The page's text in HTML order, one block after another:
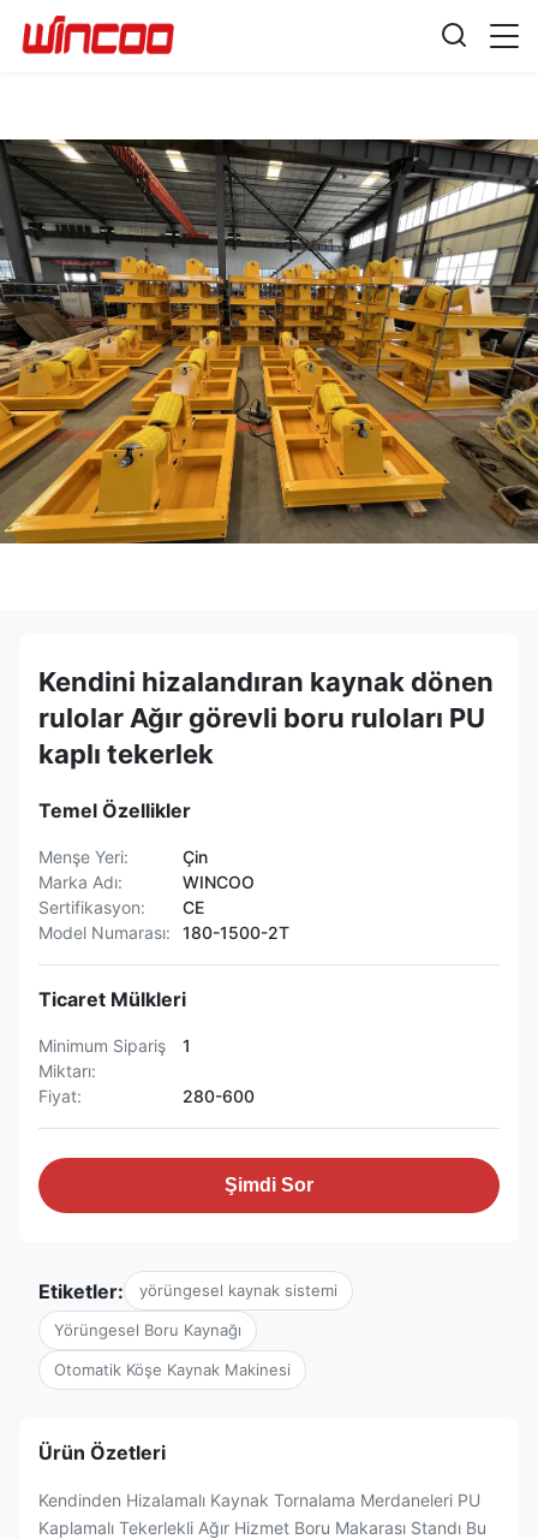
Kendini hizalandıran kaynak dönen
rulolar Ağır görevli boru ruloları PU
kaplı tekerlek
Temel Özellikler
Menşe Yeri:
Çin
Marka Adı:
WINCOO
Sertifikasyon:
CE
Model Numarası:
180-1500-2T
Ticaret Mülkleri
Minimum Sipariş
Miktarı:
1
Fiyat: 280-600
Şimdi Sor
Etiketler: yörüngesel kaynak sistemi
Yörüngesel Boru Kaynağı
Otomatik Köşe Kaynak Makinesi
Ürün Özetleri
Kendinden Hizalamalı Kaynak Tornalama Merdaneleri PU
Kaplamalı Tekerlekli Ağır Hizmet Boru Makarası Standı Bu